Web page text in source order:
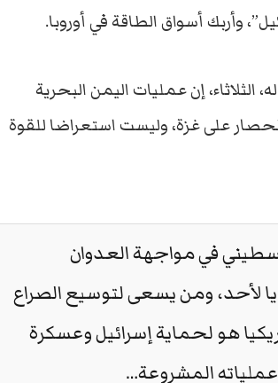
وأربك أسواق الطاقة في أوروبا.
إن عمليات اليمن البحرية
على غزة، وليست استعراضا للقوة
في مواجهة العدوان
لأحد، ومن يسعى لتوسيع الصراع
هو لحماية إسرائيل وعسكرة
المشروعة…